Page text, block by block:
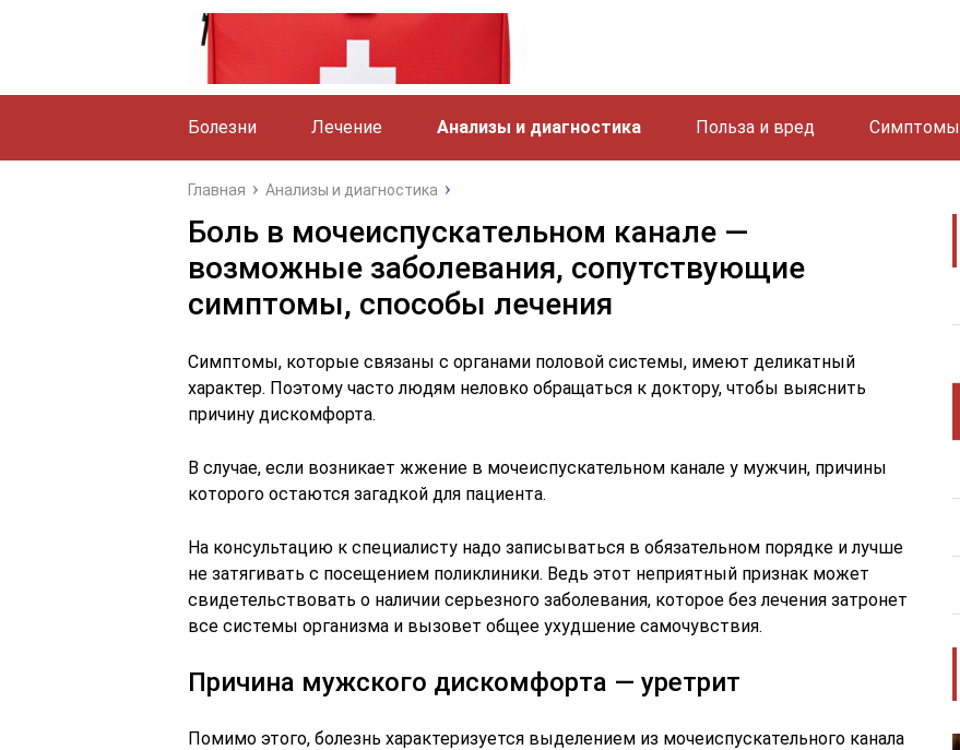
Болезни Лечение Анализы и диагностика Польза и вред Симптомы
Главная Анализы и диагностика
Боль в мочеиспускательном канале —
возможные заболевания, сопутствующие
симптомы, способы лечения
Симптомы, которые связаны с органами половой системы, имеют деликатный
характер. Поэтому часто людям неловко обращаться к доктору, чтобы выяснить
причину дискомфорта.
В случае, если возникает жжение в мочеиспускательном канале у мужчин, причины
которого остаются загадкой для пациента.
На консультацию к специалисту надо записываться в обязательном порядке и лучше
не затягивать с посещением поликлиники. Ведь этот неприятный признак может
свидетельствовать о наличии серьезного заболевания, которое без лечения затронет
все системы организма и вызовет общее ухудшение самочувствия.
Причина мужского дискомфорта — уретрит
Помимо этого, болезнь характеризуется выделением из мочеиспускательного канала